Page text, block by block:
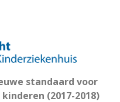
standaard voor
(2017-2018)